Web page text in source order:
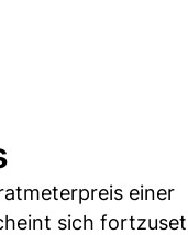
einer
sich